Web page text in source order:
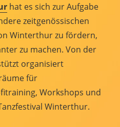
hat es sich zur Aufgabe
zeitgenössischen
Winterthur zu fördern,
zu machen. Von der
organisiert
für
Workshops und
Winterthur.